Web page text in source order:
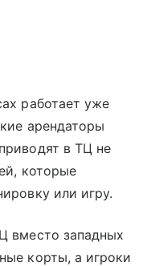
работает уже
арендаторы
в ТЦ не
которые
или игру.
вместо западных
корты, а игроки